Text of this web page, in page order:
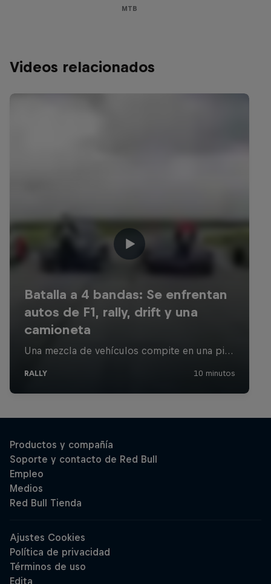
MTB
Videos relacionados